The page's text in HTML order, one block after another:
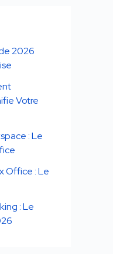
2026
Votre
: Le
Office : Le
: Le